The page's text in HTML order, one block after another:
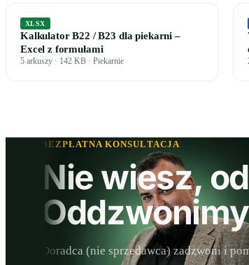
XLSX
Kalkulator B22 / B23 dla piekarni –
Excel z formułami
5 arkuszy · 142 KB · Piekarnie
BEZPŁATNA KONSULTACJA
Nie wiesz,
Doradca (nie sprzedawca) zadzwoni i